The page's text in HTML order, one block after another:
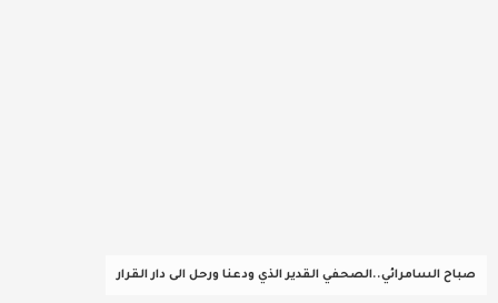
صباح السامرائي..الصحفي القدير الذي ودعنا ورحل الى دار القرار